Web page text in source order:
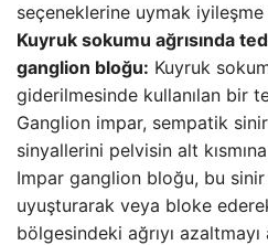
seçeneklerine uymak iyileşme
Kuyruk sokumu ağrısında
ganglion bloğu: Kuyruk
giderilmesinde kullanılan bir
Ganglion impar, sempatik
sinyallerini pelvisin alt
Impar ganglion bloğu, bu
uyuşturarak veya bloke
bölgesindeki ağrıyı azaltmayı